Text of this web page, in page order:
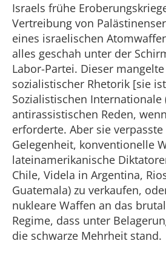
Israels frühe
Vertreibung von
eines israelischen
alles geschah unter der
Labor-Partei. Dieser
sozialistischer Rhetorik [sie
Sozialistischen Internationale
antirassistischen Reden,
erforderte. Aber sie
Gelegenheit, konventionelle
lateinamerikanische
Chile, Videla in Argentina,
Guatemala) zu verkaufen,
nukleare Waffen an das
Regime, dass unter
die schwarze Mehrheit stand.